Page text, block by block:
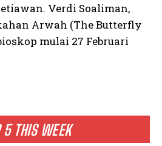
5 THIS WEEK
Verdi Soaliman,
Arwah (The Butterfly
mulai 27 Februari